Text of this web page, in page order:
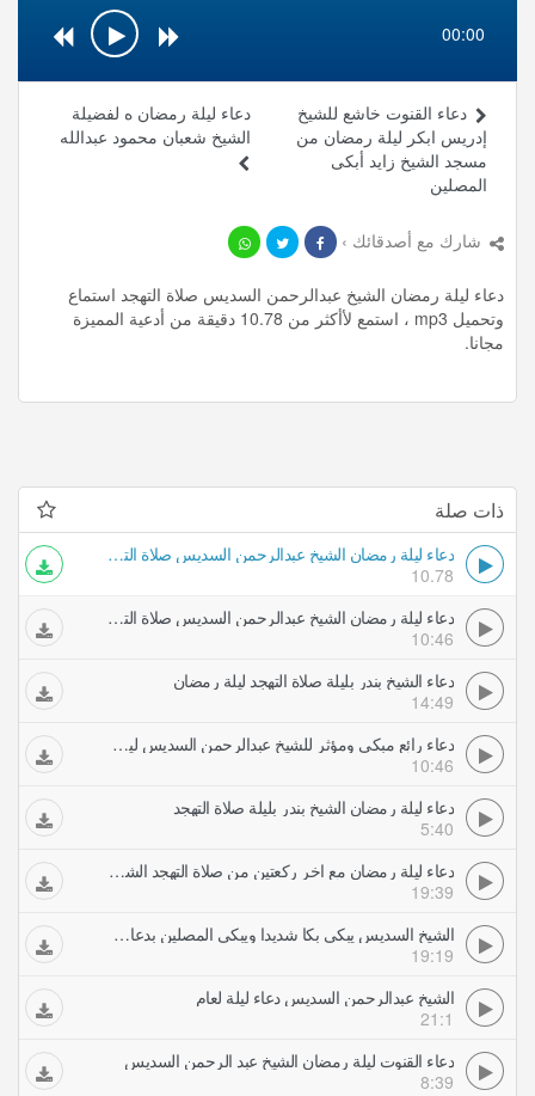
00:00
دعاء ليلة رمضان ه لفضيلة
الشيخ شعبان محمود عبدالله
دعاء القنوت خاشع للشيخ
إدريس ابكر ليلة رمضان من
مسجد الشيخ زايد أبكى
المصلين
شارك مع أصدقائك ›
دعاء ليلة رمضان الشيخ عبدالرحمن السديس صلاة التهجد استماع
وتحميل mp3 ، استمع لأأكثر من 10.78 دقيقة من أدعية المميزة
مجانا.
ذات صلة
دعاء ليلة رمضان الشيخ عبدالرحمن السديس صلاة التهجد
10.78
دعاء ليلة رمضان الشيخ عبدالرحمن السديس صلاة التهجد
10:46
دعاء الشيخ بندر بليلة صلاة التهجد ليلة رمضان
14:49
دعاء رائع مبكي ومؤثر للشيخ عبدالرحمن السديس ليلة رمضان في الحرم المكي من صلاة القيام والتهجد
10:46
دعاء ليلة رمضان الشيخ بندر بليلة صلاة التهجد
5:40
دعاء ليلة رمضان مع اخر ركعتين من صلاة التهجد الشيخ ماهر شخاشيرو
19:39
الشيخ السديس يبكي بكا شديدا ويبكي المصلين بدعاء ليلة رمضان بالحرم صلاة القيام والتهجد
19:19
الشيخ عبدالرحمن السديس دعاء ليلة لعام
21:1
دعاء القنوت ليلة رمضان الشيخ عبد الرحمن السديس
8:39